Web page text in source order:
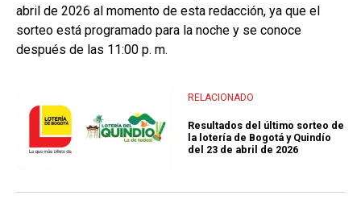
abril de 2026 al momento de esta redacción, ya que el
sorteo está programado para la noche y se conoce
después de las 11:00 p. m.
RELACIONADO
Resultados del último sorteo de
la lotería de Bogotá y Quindío
del 23 de abril de 2026